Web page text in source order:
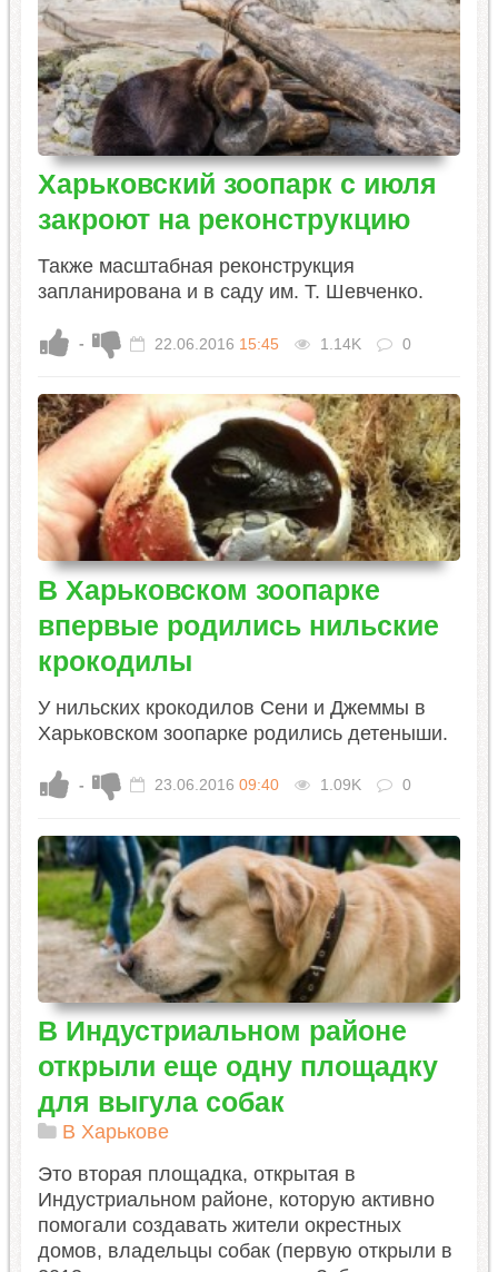
Харьковский зоопарк с июля
закроют на реконструкцию
Также масштабная реконструкция
запланирована и в саду им. Т. Шевченко.
- 22.06.2016 15:45 1.14K 0
В Харьковском зоопарке
впервые родились нильские
крокодилы
У нильских крокодилов Сени и Джеммы в
Харьковском зоопарке родились детеныши.
- 23.06.2016 09:40 1.09K 0
В Индустриальном районе
открыли еще одну площадку
для выгула собак
В Харькове
Это вторая площадка, открытая в
Индустриальном районе, которую активно
помогали создавать жители окрестных
домов, владельцы собак (первую открыли в